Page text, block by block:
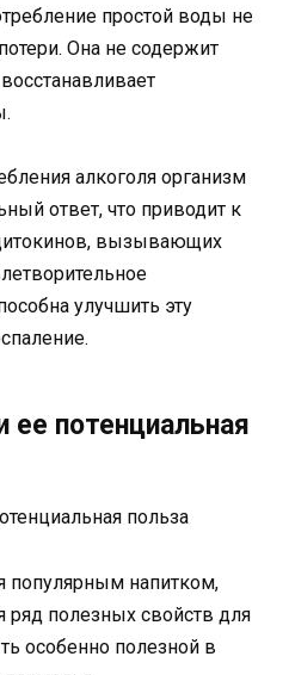
простой воды не
Она не содержит
алкоголя организм
ответ, что приводит к
вызывающих
улучшить эту
ее потенциальная
популярным напитком,
ряд полезных свойств для
особенно полезной в